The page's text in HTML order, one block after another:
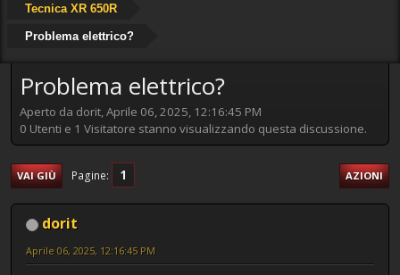
Tecnica XR 650R
Problema elettrico?
Problema elettrico?
Aperto da dorit, Aprile 06, 2025, 12:16:45 PM
0 Utenti e 1 Visitatore stanno visualizzando questa discussione.
VAI GIÙ Pagine 1 AZIONI
dorit
Aprile 06, 2025, 12:16:45 PM